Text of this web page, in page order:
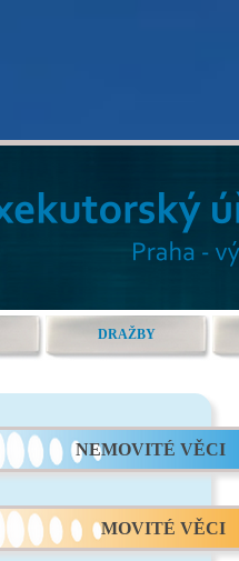
DRAŽBY
NEMOVITÉ VĚCI
MOVITÉ VĚCI